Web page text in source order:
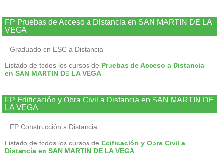
FP Pruebas de Acceso a Distancia en SAN MARTIN DE LA
VEGA
Graduado en ESO a Distancia
Listado de todos los cursos de Pruebas de Acceso a Distancia
en SAN MARTIN DE LA VEGA
FP Edificación y Obra Civil a Distancia en SAN MARTIN DE
LA VEGA
FP Construcción a Distancia
Listado de todos los cursos de Edificación y Obra Civil a
Distancia en SAN MARTIN DE LA VEGA